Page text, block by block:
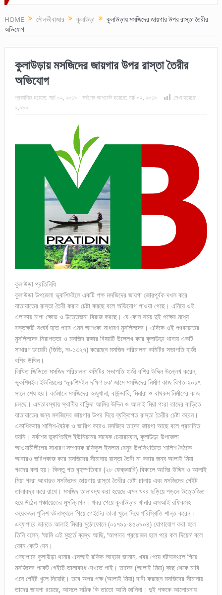
HOME মৌলভীবাজার কুলাউড়া
কুলাউড়ায় মসজিদের জায়গার উপর রাস্তা তৈরীর
অভিযোগ
কুলাউড়ায় মসজিদের জায়গার উপর রাস্তা তৈরীর
অভিযোগ
প্রকাশিত হয়েছে: মার্চ ০২, ২০১৯ সর্বশেষ আপডেট হয়েছে: মার্চ ০২, ২০১৯
দেখা হয়েছে :
২,০৯০
কুলাউড়া প্রতিনিধি
কুলাউড়া উপজেলা ভূকশিমইলে একটি পক্ষ মসজিদের জায়গা জোরপূর্বক দখল করে
যাতায়াতের রাস্তা তৈরী করার চেষ্টা করছে বলে অভিযোগ পাওয়া গেছে। এনিয়ে ওই
এলাকায় চাপা ক্ষোভ ও উত্তেজনা বিরাজ করছে। যে কোন সময় দুই পক্ষের মধ্যে
রক্তক্ষয়ী সংঘর্ষ হতে পারে এমন আশংকা সাধারণ মুসল্লিদের। এদিকে ওই পঞ্চায়েতের
মুসল্লিদের নিরাপত্তা ও মসজিদ রক্ষার বিষয়টি উল্লেখ করে কুলাউড়া থানায় একটি
সাধারণ ডায়েরী (জিডি, নং-১৩২৭) করেছেন মসজিদ পরিচালনা কমিটির সভাপতি হাজী
বশির উদ্দিন।
লিখিত জিডিতে মসজিদ পরিচালনা কমিটির সভাপতি হাজী বশির উদ্দিন উল্লেখ করেন,
ভূকশিমইল ইউনিয়নের ‘ভূকশিমইল দক্ষিণ চক’ জামে মসজিদের নির্মাণ কাজ বিগত ২০১৭
সালে শেষ হয়। বর্তমানে মসজিদের অজুখানা, বাউন্ডারি, মিনারা ও বাথরুম নির্মাণের কাজ
চলছে। এমতাবস্থায় স্থানীয় বাসিন্দা আমির উদ্দিন ও আলাই মিয়া গংরা তাদের বাড়িতে
যাতায়াতের জন্য মসজিদের জায়গার উপর দিয়ে ব্যক্তিগত রাস্তা তৈরীর চেষ্টা করেন।
একাধিকবার শালিশ-বৈঠক ও জারিপ করেও মসজিদে তাদের জায়গা আছে বলে প্রমানিত
হয়নি। সর্বশেষ ভূকশিমইল ইউনিয়নের সাবেক চেয়ারম্যান, কুলাউড়া উপজেলা
আওয়ামীলীগের সাধারণ সম্পাদক রফিকুল ইসলাম রেনুর উপস্থিতিতে শালিশ বৈঠকে
আবারও জরিপকাজ করে মসজিদের সীমানায় রাস্তা তৈরী না করার জন্য আলাই মিয়া
গংদের বলা হয়। কিন্তু গত বৃহস্পতিবার (২৮ ফেব্রুয়ারি) বিকালে আমির উদ্দিন ও আলাই
মিয়া গংরা আবারও মসজিদের জায়গায় রাস্তা তৈরীর চেষ্টা চালায় এবং মসজিদের গেইট
তালাবদ্ধ করে রাখে। মসজিদ তালাবদ্ধ করা হয়েছে এমন খবর ছড়িয়ে পড়লে উত্তেজিত
হয়ে উঠেন পঞ্চায়েতের মুসল্লিগন। খবর পেয়ে কুলাউড়ার থানার এসআই রফিকসহ
কয়েকজন পুলিশ ঘটনাস্থলে গিয়ে গেইটের তালা খুলে দিয়ে পরিস্থিতি শান্ত করেন।
এব্যাপারে জানতে আলাই মিয়ার মুঠোফোনে (০১৭৯১-৪৫৬৯০৪) যোগাযোগ করা হলে
তিনি বলেন, ‘আমি এই মুহুর্তে ব্যস্থ আছি, ‘আপনার প্রয়োজন হলে পরে কল দিয়েন’ বলে
ফোন কেটে দেন।
এব্যাপারে কুলাউড়া থানার এসআই রফিক আহমদ জানান, খবর পেয়ে ঘটনাস্থলে গিয়ে
মসজিদের পকেট গেইটে তালাবদ্ধ দেখতে পাই। তাদের (আলাই মিয়া) কাছ থেকে চাবি
এনে গেইট খুলে দিয়েছি। তবে অপর পক্ষ (আলাই মিয়া) দাবী করছেন মসজিদের সীমানায়
তাদের জায়গা রয়েছে, আসলে সঠিক কি তাতো আমি জানিনা। দুই পক্ষকে আলোচনায়